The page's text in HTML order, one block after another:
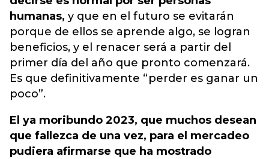
humanas, y que en el futuro se evitarán
porque de ellos se aprende algo, se logran
beneficios, y el renacer será a partir del
primer día del año que pronto comenzará.
Es que definitivamente “perder es ganar un
poco”.
El ya moribundo 2023, que muchos desean
que fallezca de una vez, para el mercadeo
pudiera afirmarse que ha mostrado